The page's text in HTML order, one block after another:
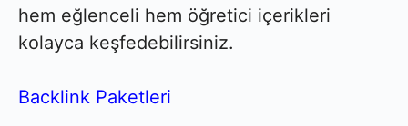
hem eğlenceli hem öğretici içerikleri
kolayca keşfedebilirsiniz.
Backlink Paketleri